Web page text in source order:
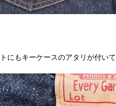
にもキーケースのアタリが付いて